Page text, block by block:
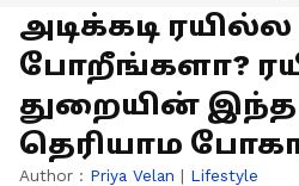
அடிக்கடி ரயில்ல
போறீங்களா?
துறையின்
தெரியாம
Author : Priya Velan | Lifestyle